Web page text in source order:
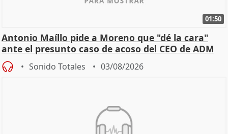
01:50
Antonio Maíllo pide a Moreno que "dé la cara"
ante el presunto caso de acoso del CEO de ADM
Sonido Totales 03/08/2026